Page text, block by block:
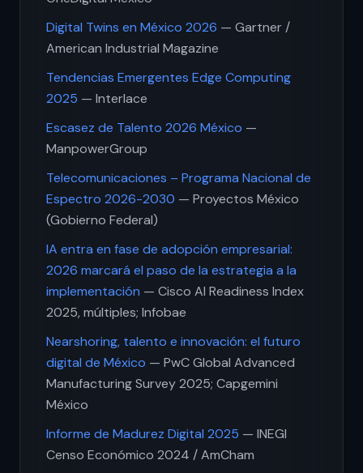
Digital Twins en México 2026 — Gartner /
American Industrial Magazine
Tendencias Emergentes Edge Computing
2025 — Interlace
Escasez de Talento 2026 México —
ManpowerGroup
Telecomunicaciones – Programa Nacional de
Espectro 2026-2030 — Proyectos México
(Gobierno Federal)
IA entra en fase de adopción empresarial:
2026 marcará el paso de la estrategia a la
implementación — Cisco AI Readiness Index
2025, múltiples; Infobae
Nearshoring, talento e innovación: el futuro
digital de México — PwC Global Advanced
Manufacturing Survey 2025; Capgemini
México
Informe de Madurez Digital 2025 — INEGI
Censo Económico 2024 / AmCham